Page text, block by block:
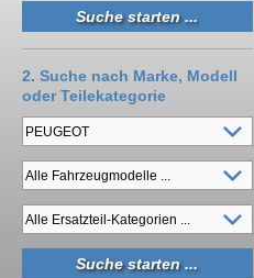
2. Suche nach Marke, Modell
oder Teilekategorie